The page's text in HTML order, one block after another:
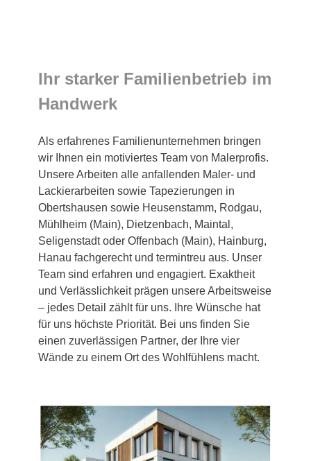
Ihr starker Familienbetrieb im
Handwerk
Als erfahrenes Familienunternehmen bringen
wir Ihnen ein motiviertes Team von Malerprofis.
Unsere Arbeiten alle anfallenden Maler- und
Lackierarbeiten sowie Tapezierungen in
Obertshausen sowie Heusenstamm, Rodgau,
Mühlheim (Main), Dietzenbach, Maintal,
Seligenstadt oder Offenbach (Main), Hainburg,
Hanau fachgerecht und termintreu aus. Unser
Team sind erfahren und engagiert. Exaktheit
und Verlässlichkeit prägen unsere Arbeitsweise
– jedes Detail zählt für uns. Ihre Wünsche hat
für uns höchste Priorität. Bei uns finden Sie
einen zuverlässigen Partner, der Ihre vier
Wände zu einem Ort des Wohlfühlens macht.